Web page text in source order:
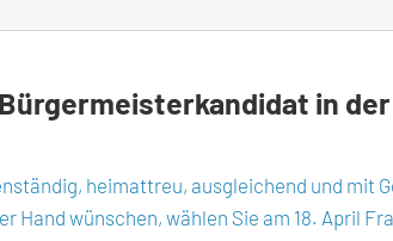
in
heimattreu, ausgleichend und mit
Hand wünschen, wählen Sie am 18. April